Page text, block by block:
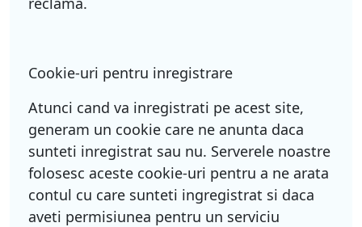
Cookie-uri pentru inregistrare
Atunci cand va inregistrati pe acest site,
generam un cookie care ne anunta daca
sunteti inregistrat sau nu. Serverele noastre
folosesc aceste cookie-uri pentru a ne arata
contul cu care sunteti ingregistrat si daca
aveti permisiunea pentru un serviciu